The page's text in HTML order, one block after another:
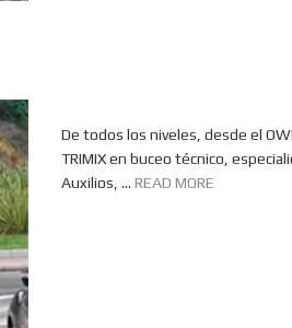
De todos los niveles, desde el
TRIMIX en buceo técnico,
Auxilios, ... READ MORE